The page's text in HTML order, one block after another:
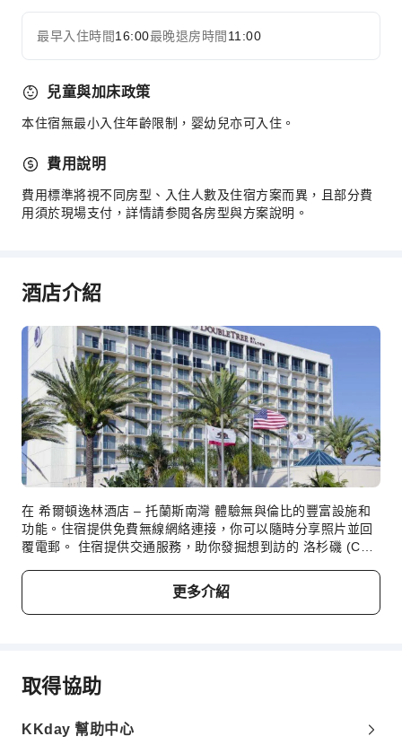
商務服務
桌上電腦
兒童餐
運動設施
租車服務
清潔服務
乾洗服務
熨燙服務
洗衣服務
公共區域設施
公共區域wifi
自動提款機
電梯
旅遊票務服務
禮賓服務
展開全部
最早入住時間16:00最晚退房時間 11:00
兒童與加床政策
本住宿無最小入住年齡限制，婴幼兒亦可入住。
費用說明
費用標準將視不同房型、入住人數及住宿方案而異，且部分費
用須於現場支付，詳情請参閱各房型與方案說明。
酒店介紹
在 希爾頓逸林酒店 – 托蘭斯南灣 體驗無與倫比的豐富設施和
功能。住宿提供免費無線網絡連接，你可以隨時分享照片並回
覆電郵。 住宿提供交通服務，助你發掘想到訪的 洛杉磯 (CA)
的住宿體驗。住宿提供的票務服務甚至可以幫助你預訂門票，
確保你能成功預訂休閒活動和探索行程。客房服務等客房設施
及服務讓你悠閒地享受客房內的住宿體驗。 住宿的每間客房均
間，例如設有獨立客廳的客房，或者配有陽台或露台的客房。
入住部分指定客房的住客可在房內享受精彩室內娛樂活動，例
咖啡或茶所需的一切用品。希爾頓逸林酒店 – 托蘭斯南灣 內部
更多介紹
取得協助
KKday 幫助中心